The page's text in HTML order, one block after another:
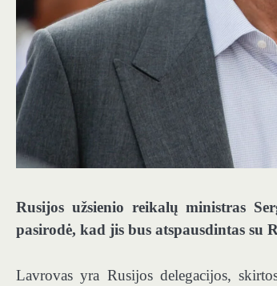
Rusijos užsienio reikalų ministras
pasirodė, kad jis bus atspausdintas su
Lavrovas yra Rusijos delegacijos,